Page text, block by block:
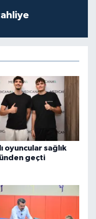
oyuncular sağlık
geçti